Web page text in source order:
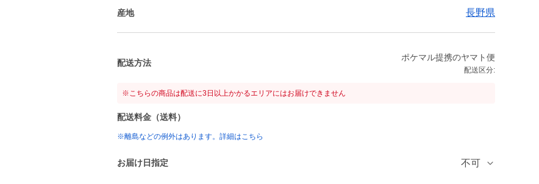
産地 長野県
配送方法
ポケマル提携のヤマト便
配送区分:
※こちらの商品は配送に3日以上かかるエリアにはお届けできません
配送料金（送料）
※離島などの例外はあります。詳細はこちら
お届け日指定 不可